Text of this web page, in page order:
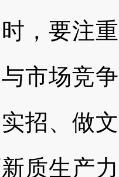
，要注
市场竞
招、做
质生产